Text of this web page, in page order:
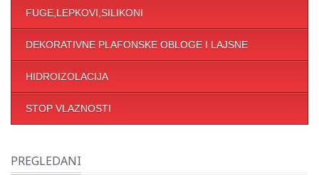
FUGE,LEPKOVI,SILIKONI
DEKORATIVNE PLAFONSKE OBLOGE I LAJSNE
HIDROIZOLACIJA
STOP VLAZNOSTI
PREGLEDANI